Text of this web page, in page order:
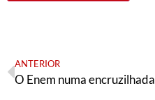
ANTERIOR
O Enem numa encruzilhada